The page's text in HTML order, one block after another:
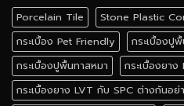
Porcelain Tile
Stone Plastic
กระเบื้อง Pet Friendly
กระเบื้องปู
กระเบื้องปูพื้นทาสหมา
กระเบื้องยาง
กระเบื้องยาง LVT กับ SPC ต่างกันอย่